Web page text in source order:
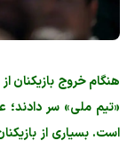
هنگام خروج بازیکنان
«تیم ملی» سر دادند؛
است. بسیاری از